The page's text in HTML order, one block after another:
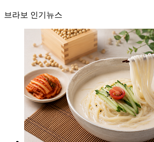
브라보 인기뉴스